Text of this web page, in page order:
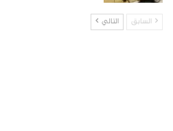
السابق التالي